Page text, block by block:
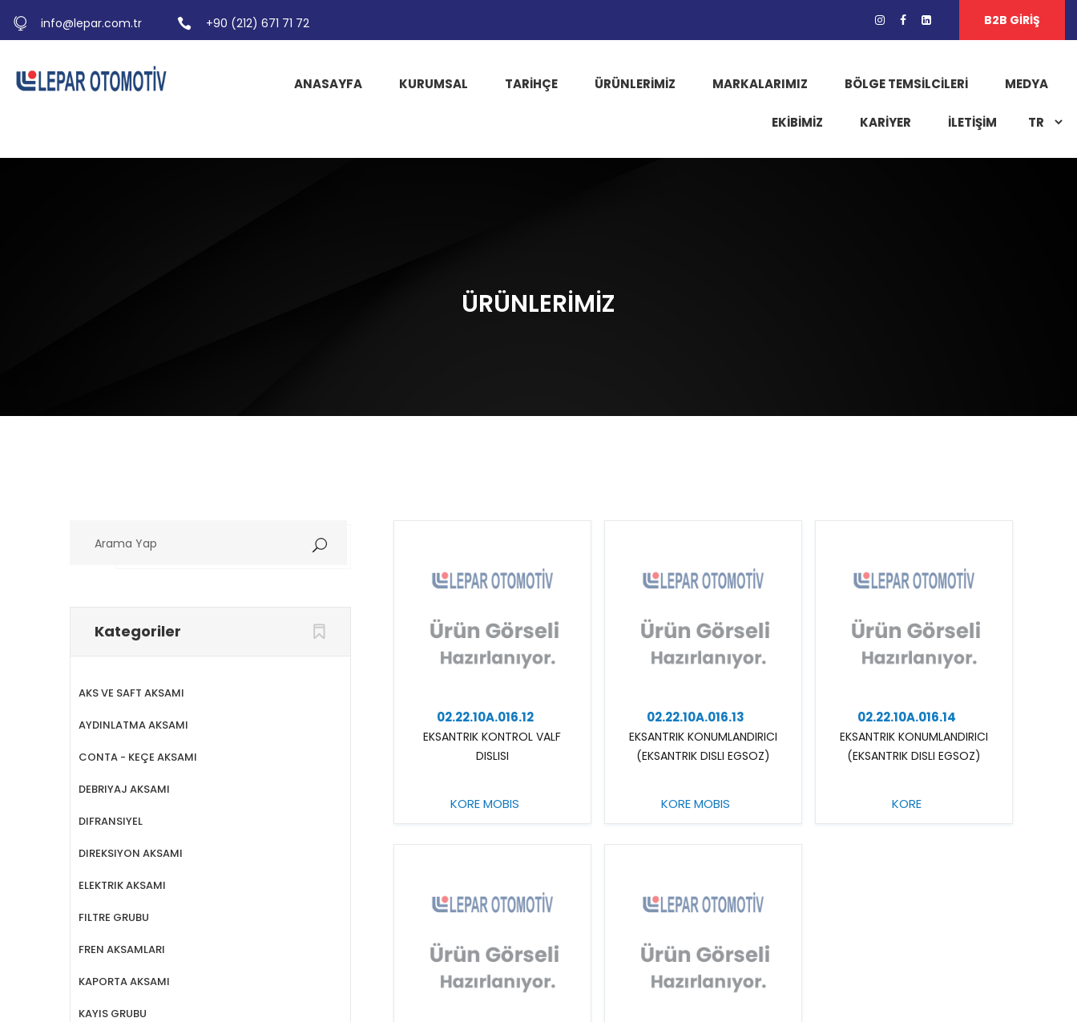
info@lepar.com.tr +90 (212) 671 71 72 B2B GİRİŞ
ANASAYFA KURUMSAL TARIHÇE ÜRÜNLERİMİZ MARKALARIMIZ BÖLGE TEMSILCILERI MEDYA
EKIBIMIZ KARIYER İLETİŞİM
ÜRÜNLERİMİZ
Arama
Kategoriler
AKS VE SAFT AKSAMI
AYDINLATMA AKSAMI
CONTA - KEÇE AKSAMI
DEBRIYAJ AKSAMI
DIFRANSIYEL
DIREKSIYON AKSAMI
ELEKTRIK AKSAMI
FILTRE GRUBU
FREN AKSAMLARI
KAPORTA AKSAMI
KAYIS GRUBU
02.22.10A.016.12
EKSANTRIK KONTROL VALF
DISLISI
KORE MOBIS
02.22.10A.016.13
EKSANTRIK KONUMLANDIRICI
(EKSANTRIK DISLI EGSOZ)
KORE MOBIS
02.22.10A.016.14
EKSANTRIK KONUMLANDIRICI
(EKSANTRIK DISLI EGSOZ)
KORE